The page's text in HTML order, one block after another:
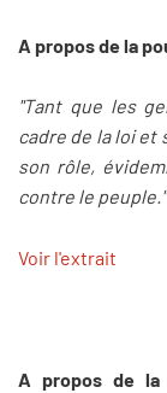
A propos de la
"Tant que les
cadre de la loi et
son rôle,
contre le peuple."
Voir l'extrait
A propos de la